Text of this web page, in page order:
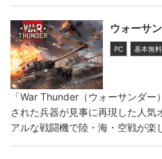
ウォーサ
PC 基本無料
「War Thunder（ウォーサンダ
された兵器が見事に再現した人気
アルな戦闘機で陸・海・空戦が楽